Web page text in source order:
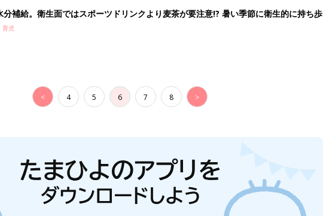
分補給。衛生面ではスポーツドリンクより麦茶が要注意!? 暑い季節に衛生的に持ち歩
とは？【専門家監修】
育児
< 4 5 6 7 8 >